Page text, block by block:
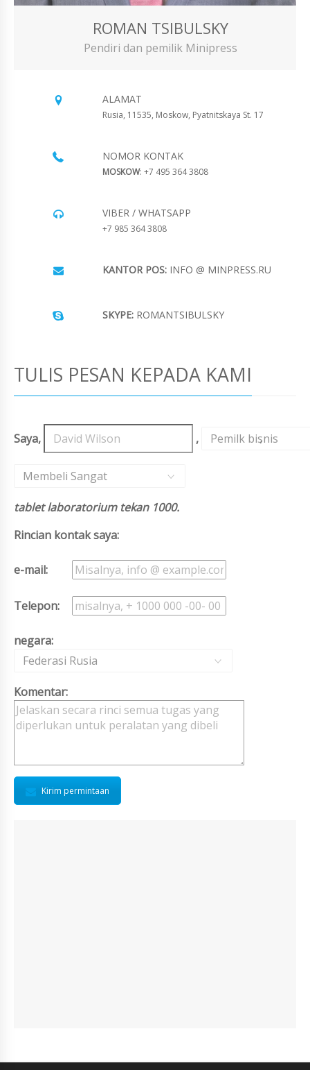
ROMAN TSIBULSKY
Pendiri dan pemilik Minipress
ALAMAT
Rusia, 11535, Moskow, Pyatnitskaya St. 17
NOMOR KONTAK
MOSKOW: +7 495 364 3808
VIBER / WHATSAPP
+7 985 364 3808
KANTOR POS: INFO @ MINPRESS.RU
SKYPE: ROMANTSIBULSKY
TULIS PESAN KEPADA KAMI
Saya, , Pemilk bisnis
,
Membeli Sangat
tablet laboratorium tekan 1000.
Rincian kontak saya:
e-mail:
Telepon:
negara:
Federasi Rusia
Komentar:
Kirim permintaan